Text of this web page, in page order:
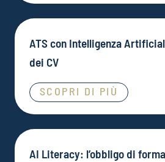
ATS con Intelligenza
dei CV
SCOPRI DI PIÙ
AI Literacy: l’obbligo di